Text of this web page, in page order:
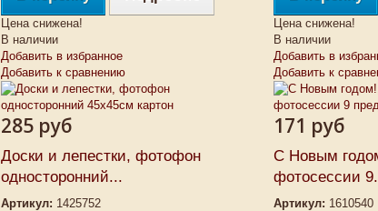
Цена снижена!
В наличии
Добавить в избранное
Добавить к сравнению
Цена снижена!
В наличии
Добавить в
Добавить к
285 руб
Доски и лепестки, фотофон
односторонний...
Артикул: 1425752
171 руб
С Новым
фотосессии
Артикул: 1610540